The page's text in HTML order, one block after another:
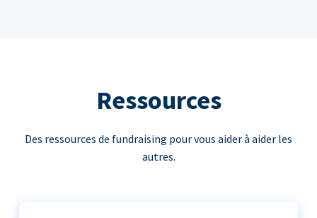
Ressources
Des ressources de fundraising pour vous aider à aider les
autres.